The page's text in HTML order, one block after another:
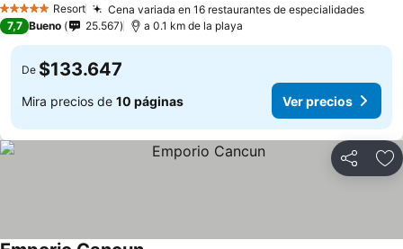
5 Estrellas Resort Cena variada en 16 restaurantes de especialidadesVer
7,7 Bueno 25.567 a 0.1 km de la playa
De $133.647
Mira precios de 10 páginas Ver precios
Compartir